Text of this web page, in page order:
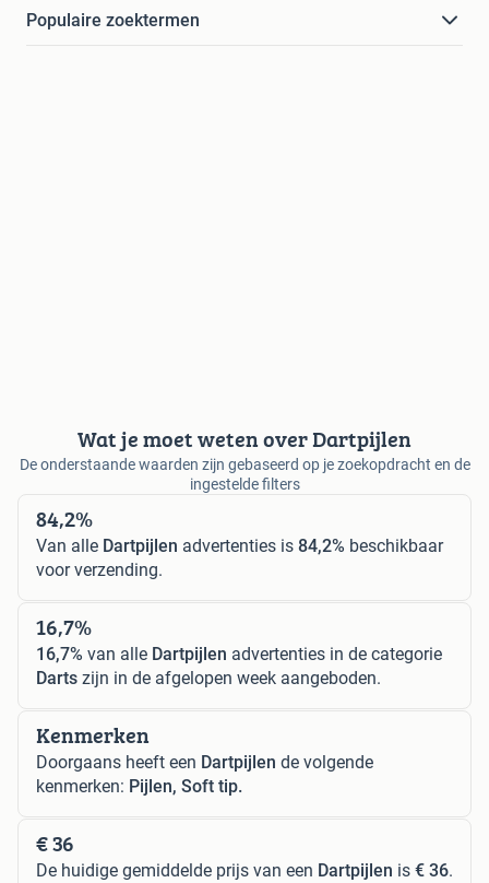
Populaire zoektermen
Wat je moet weten over Dartpijlen
De onderstaande waarden zijn gebaseerd op je zoekopdracht en de
ingestelde filters
84,2%
Van alle Dartpijlen advertenties is 84,2% beschikbaar
voor verzending.
16,7%
16,7% van alle Dartpijlen advertenties in de categorie
Darts zijn in de afgelopen week aangeboden.
Kenmerken
Doorgaans heeft een Dartpijlen de volgende
kenmerken: Pijlen, Soft tip.
€ 36
De huidige gemiddelde prijs van een Dartpijlen is € 36.